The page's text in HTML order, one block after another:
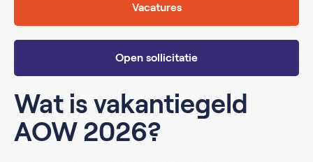
Vacatures
Open sollicitatie
Wat is vakantiegeld
AOW 2026?